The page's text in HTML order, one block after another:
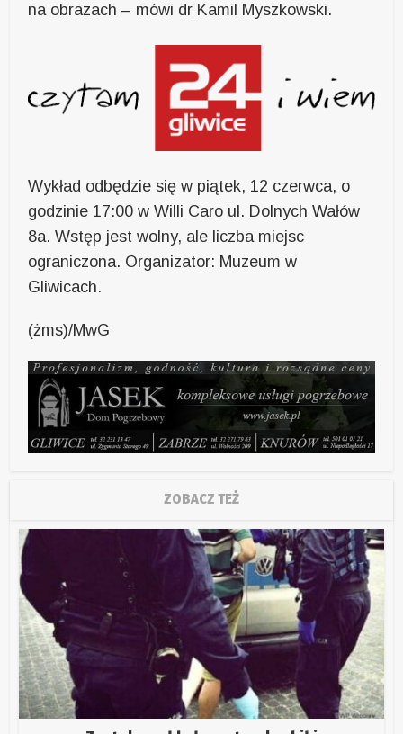
na obrazach – mówi dr Kamil Myszkowski.
Wykład odbędzie się w piątek, 12 czerwca, o
godzinie 17:00 w Willi Caro ul. Dolnych Wałów
8a. Wstęp jest wolny, ale liczba miejsc
ograniczona. Organizator: Muzeum w
Gliwicach.
(żms)/MwG
ZOBACZ TEŻ